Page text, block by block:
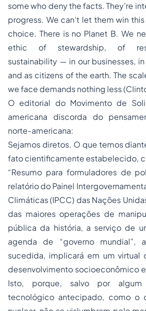
some who deny the facts. They’re
progress. We can’t let them win
choice. There is no Planet B. We
ethic of stewardship, of
sustainability — in our businesses,
and as citizens of the earth. The
we face demands nothing less
O editorial do Movimento de
americana discorda do
norte-americana:
Sejamos diretos. O que temos
fato cientificamente estabelecido,
“Resumo para formuladores de
relatório do Painel
Climáticas (IPCC) das Nações
das maiores operações de
pública da história, a serviço de
agenda de “governo
sucedida, implicará em um virtual
desenvolvimento socioeconômico
Isto, porque, salvo por algum
tecnológico antecipado, como o